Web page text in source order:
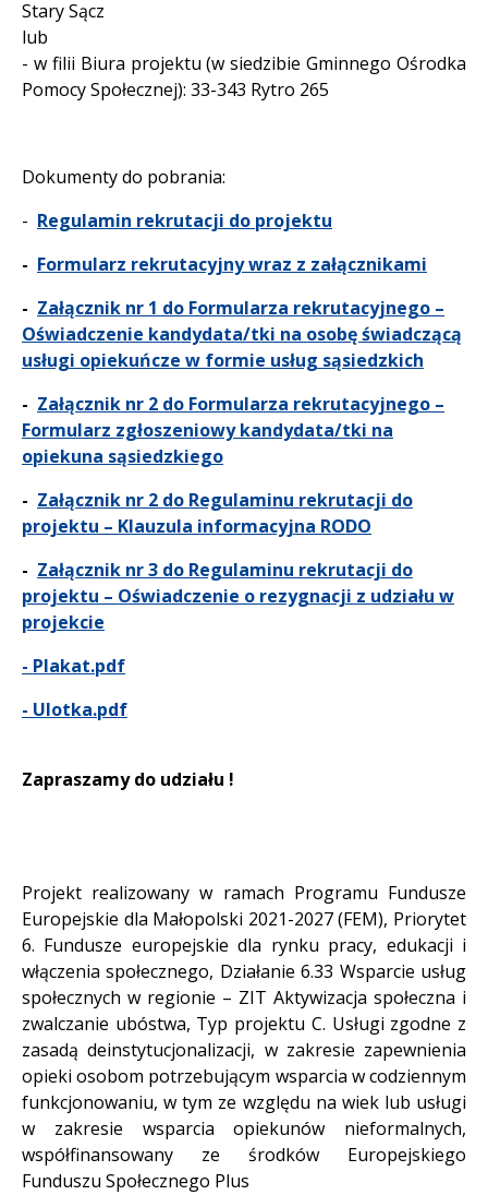
Stary Sącz
lub
- w filii Biura projektu (w siedzibie Gminnego Ośrodka
Pomocy Społecznej): 33-343 Rytro 265
Dokumenty do pobrania:
- Regulamin rekrutacji do projektu
- Formularz rekrutacyjny wraz z załącznikami
- Załącznik nr 1 do Formularza rekrutacyjnego –
Oświadczenie kandydata/tki na osobę świadczącą
usługi opiekuńcze w formie usług sąsiedzkich
- Załącznik nr 2 do Formularza rekrutacyjnego –
Formularz zgłoszeniowy kandydata/tki na
opiekuna sąsiedzkiego
- Załącznik nr 2 do Regulaminu rekrutacji do
projektu – Klauzula informacyjna RODO
- Załącznik nr 3 do Regulaminu rekrutacji do
projektu – Oświadczenie o rezygnacji z udziału w
projekcie
- Plakat.pdf
- Ulotka.pdf
Zapraszamy do udziału !
Projekt realizowany w ramach Programu Fundusze
Europejskie dla Małopolski 2021-2027 (FEM), Priorytet
6. Fundusze europejskie dla rynku pracy, edukacji i
włączenia społecznego, Działanie 6.33 Wsparcie usług
społecznych w regionie – ZIT Aktywizacja społeczna i
zwalczanie ubóstwa, Typ projektu C. Usługi zgodne z
zasadą deinstytucjonalizacji, w zakresie zapewnienia
opieki osobom potrzebującym wsparcia w codziennym
funkcjonowaniu, w tym ze względu na wiek lub usługi
w zakresie wsparcia opiekunów nieformalnych,
współfinansowany ze środków Europejskiego
Funduszu Społecznego Plus